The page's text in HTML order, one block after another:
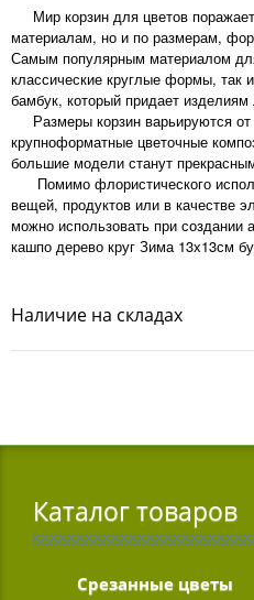
Мир корзин для цветов
материалам, но и по размерам,
Самым популярным материалом для
классические круглые формы,
бамбук, который придает
Размеры корзин варьируются от
крупноформатные цветочные
большие модели станут
Помимо флористического
вещей, продуктов или в качестве
можно использовать при
кашпо дерево круг Зима 13х13см
Наличие на складах
Каталог товаров
Срезанные цветы